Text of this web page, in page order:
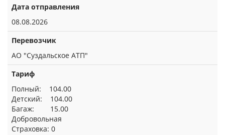
Дата отправления
08.08.2026
Перевозчик
АО "Суздальское АТП"
Тариф
Полный: 104.00
Детский: 104.00
Багаж: 15.00
Добровольная
Страховка: 0